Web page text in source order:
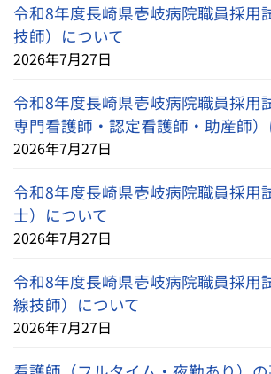
令和8年度長崎県壱岐病院職員採用
技師）について
2026年7月27日
令和8年度長崎県壱岐病院職員採用
専門看護師・認定看護師・助産師
2026年7月27日
令和8年度長崎県壱岐病院職員採用
士）について
2026年7月27日
令和8年度長崎県壱岐病院職員採用
線技師）について
2026年7月27日